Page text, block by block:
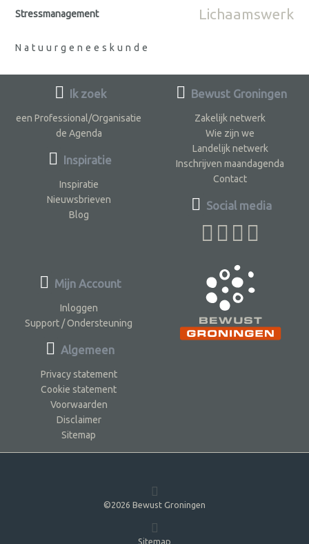
Stressmanagement Lichaamswerk
Natuurgeneeskunde
Ik zoek
een Professional/Organisatie
de Agenda
Inspiratie
Inspiratie
Nieuwsbrieven
Blog
Bewust Groningen
Zakelijk netwerk
Wie zijn we
Landelijk netwerk
Inschrijven maandagenda
Contact
Social media
Mijn Account
Inloggen
Support / Ondersteuning
Algemeen
Privacy statement
Cookie statement
Voorwaarden
Disclaimer
Sitemap
©2026 Bewust Groningen
Sitemap